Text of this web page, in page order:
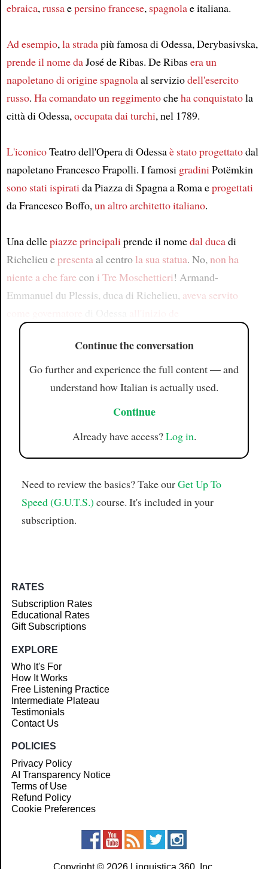
ebraica,russaepersinofrancese, spagnolae italiana.
Ad esempio,la stradapiù famosa di Odessa, Derybasivska,
prende il nome daJosé de Ribas. De Ribasera un
napoletanodi origine spagnolaal serviziodell'esercito
russo. Ha comandatoun reggimentocheha conquistatola
città di Odessa,occupata dai turchi, nel 1789.
L'iconicoTeatro dell'Opera di Odessaè stato progettatodal
napoletano Francesco Frapolli. I famosi gradiniPotëmkin
sono stati ispiratida Piazza di Spagna a Roma eprogettati
da Francesco Boffo,un altro architetto italiano.
Una dellepiazze principaliprende il nomedal ducadi
Richelieu epresentaal centro la sua statua. No,non ha
niente a che fare con i Tre Moschettieri! Armand-
Emmanuel du Plessis, duca di Richelieu, aveva servito
Continue the conversation
Go further and experience the full content — and
understand how Italian is actually used.
Continue
Already have access?Log in.
Need to review the basics? Take ourGet Up To
Speed (G.U.T.S.) course. It's included in your
subscription.
RATES
Subscription Rates
Educational Rates
Gift Subscriptions
EXPLORE
Who It's For
How It Works
Free Listening Practice
Intermediate Plateau
Testimonials
Contact Us
POLICIES
Privacy Policy
AI Transparency Notice
Terms of Use
Refund Policy
Cookie Preferences
Copyright © 2026 Linguistica 360, Inc.